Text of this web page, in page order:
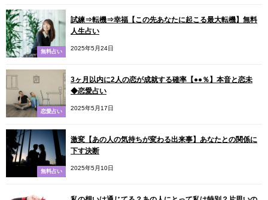
無料占い
試練⇒転機⇒幸福【この先あなたに起こる最大転機】無料
人生占い
2025年5月24日
恋愛占い
3ヶ月以内に2人の恋が成就する確率【●●％】本音と恋未
◆恋愛占い
2025年5月17日
無料占い
激変【あの人の気持ちが変わる出来事】あなたとの関係に
下す決断
2025年5月10日